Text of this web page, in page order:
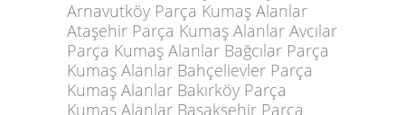
Arnavutköy Parça Kumaş Alanlar
Ataşehir Parça Kumaş Alanlar Avcılar
Parça Kumaş Alanlar Bağcılar Parça
Kumaş Alanlar Bahçelievler Parça
Kumaş Alanlar Bakırköy Parça
Kumaş Alanlar Başakşehir Parça